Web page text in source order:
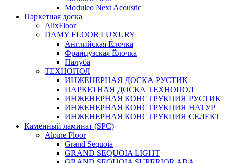
Moduleo Next Acoustic
Паркетная доска
AlixFloor
DAMY FLOOR LUXURY
Английская Ёлочка
Французская Ёлочка
Палуба
ТЕХНОПОЛ
ИНЖЕНЕРНАЯ ДОСКА РУСТИК
ПАРКЕТНАЯ ДОСКА ТЕХНОПОЛ
ИНЖЕНЕРНАЯ КОНСТРУКЦИЯ РУСТИК
ИНЖЕНЕРНАЯ КОНСТРУКЦИЯ НАТУР
ИНЖЕНЕРНАЯ КОНСТРУКЦИЯ СЕЛЕКТ
Каменный ламинат (SPC)
Alpine Floor
Grand Sequoia
GRAND SEQUOIA LIGHT